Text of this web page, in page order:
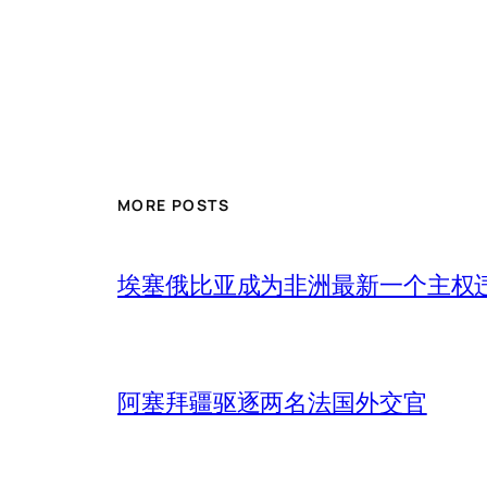
MORE POSTS
埃塞俄比亚成为非洲最新一个主权
阿塞拜疆驱逐两名法国外交官